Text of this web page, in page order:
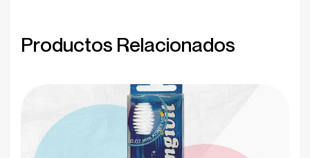
Productos Relacionados